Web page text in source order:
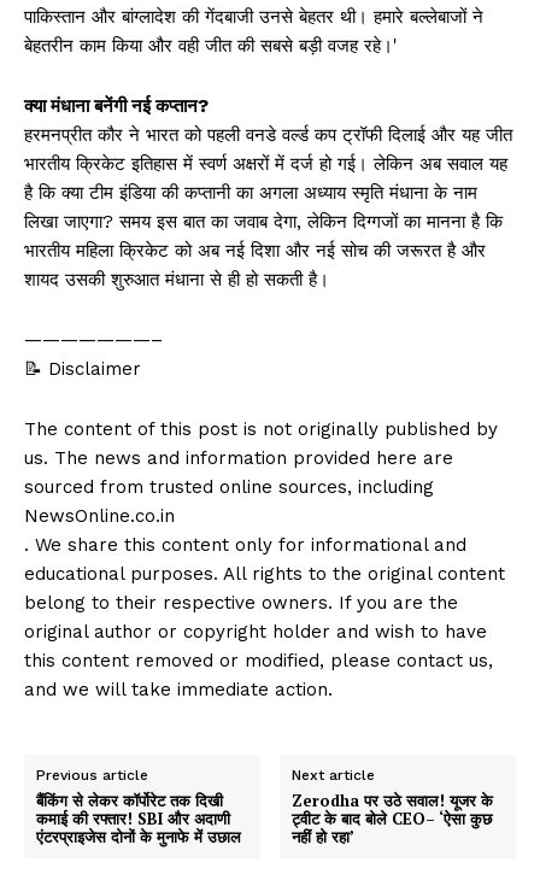
पाकिस्तान और बांग्लादेश की गेंदबाजी उनसे बेहतर थी। हमारे बल्लेबाजों ने
बेहतरीन काम किया और वही जीत की सबसे बड़ी वजह रहे।'
क्या मंधाना बनेंगी नई कप्तान?
हरमनप्रीत कौर ने भारत को पहली वनडे वर्ल्ड कप ट्रॉफी दिलाई और यह जीत
भारतीय क्रिकेट इतिहास में स्वर्ण अक्षरों में दर्ज हो गई। लेकिन अब सवाल यह
है कि क्या टीम इंडिया की कप्तानी का अगला अध्याय स्मृति मंधाना के नाम
लिखा जाएगा? समय इस बात का जवाब देगा, लेकिन दिग्गजों का मानना है कि
भारतीय महिला क्रिकेट को अब नई दिशा और नई सोच की जरूरत है और
शायद उसकी शुरुआत मंधाना से ही हो सकती है।
———————–
📝 Disclaimer
The content of this post is not originally published by
us. The news and information provided here are
sourced from trusted online sources, including
NewsOnline.co.in
. We share this content only for informational and
educational purposes. All rights to the original content
belong to their respective owners. If you are the
original author or copyright holder and wish to have
this content removed or modified, please contact us,
and we will take immediate action.
Previous article
बैंकिंग से लेकर कॉर्पोरेट तक दिखी
कमाई की रफ्तार! SBI और अदाणी
एंटरप्राइजेस दोनों के मुनाफे में उछाल
Next article
Zerodha पर उठे सवाल! यूजर के
ट्वीट के बाद बोले CEO– ‘ऐसा कुछ
नहीं हो रहा’